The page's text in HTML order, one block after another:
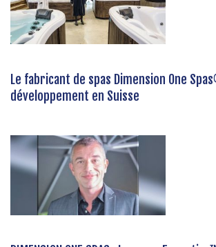
Le fabricant de spas Dimension One
développement en Suisse